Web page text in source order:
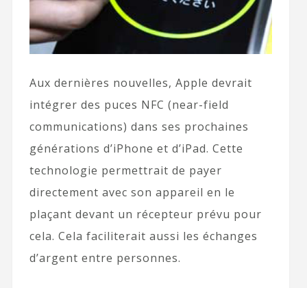
Aux dernières nouvelles, Apple devrait
intégrer des puces NFC (near-field
communications) dans ses prochaines
générations d’iPhone et d’iPad. Cette
technologie permettrait de payer
directement avec son appareil en le
plaçant devant un récepteur prévu pour
cela. Cela faciliterait aussi les échanges
d’argent entre personnes.